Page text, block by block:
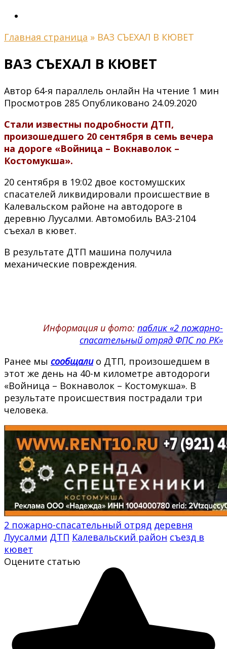
Главная страница » ВАЗ СЪЕХАЛ В КЮВЕТ
ВАЗ СЪЕХАЛ В КЮВЕТ
Автор 64-я параллель онлайн На чтение 1 мин
Просмотров 285 Опубликовано 24.09.2020
Стали известны подробности ДТП,
произошедшего 20 сентября в семь вечера
на дороге «Войница – Вокнаволок –
Костомукша».
20 сентября в 19:02 двое костомушских
спасателей ликвидировали происшествие в
Калевальском районе на автодороге в
деревню Луусалми. Автомобиль ВАЗ-2104
съехал в кювет.
В результате ДТП машина получила
механические повреждения.
Информация и фото: паблик «2 пожарно-
спасательный отряд ФПС по РК»
Ранее мы сообщалио ДТП, произошедшем в
этот же день на 40-м километре автодороги
«Войница – Вокнаволок – Костомукша». В
результате происшествия пострадали три
человека.
2 пожарно-спасательный отряд деревня
Луусалми ДТП Калевальский район съезд в
кювет
Оцените статью